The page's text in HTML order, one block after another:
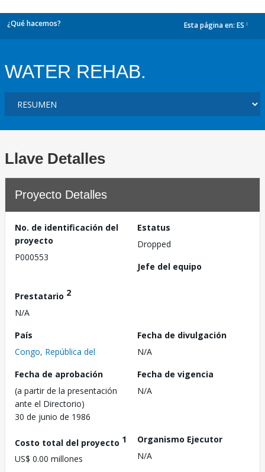
¿Qué hacemos? Esta página en: ES
WATER REHAB.
Llave Detalles
Proyecto Detalles
No. de identificación del
proyecto
P000553
Estatus
Dropped
Jefe del equipo
Prestatario 2
N/A
País
Congo, República del
Fecha de divulgación
N/A
Fecha de aprobación
(a partir de la presentación
ante el Directorio)
30 de junio de 1986
Fecha de vigencia
N/A
Costo total del proyecto 1
US$ 0.00 millones
Organismo Ejecutor
N/A